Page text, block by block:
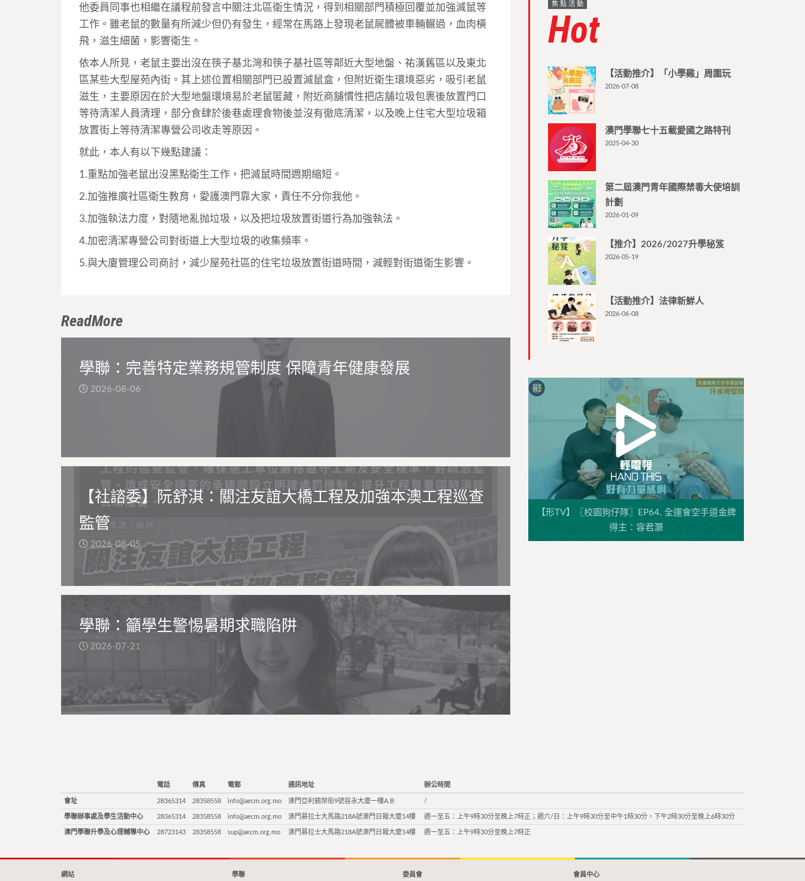
他委員同事也相繼在議程前發言中關注北區衛生情況，得到相關部門積極回覆並加強滅鼠等
工作。雖老鼠的數量有所減少但仍有發生，經常在馬路上發現老鼠屍體被車輛輾過，血肉橫
飛，滋生細菌，影響衛生。
依本人所見，老鼠主要出沒在筷子基北灣和筷子基社區等鄰近大型地盤、祐漢舊區以及東北
區某些大型屋苑內街。其上述位置相關部門已設置滅鼠盒，但附近衛生環境惡劣，吸引老鼠
滋生，主要原因在於大型地盤環境易於老鼠匿藏，附近商舖慣性把店舖垃圾包裹後放置門口
等待清潔人員清理，部分食肆於後巷處理食物後並沒有徹底清潔，以及晚上住宅大型垃圾箱
放置街上等待清潔專營公司收走等原因。
就此，本人有以下幾點建議：
1.重點加強老鼠出沒黑點衛生工作，把滅鼠時間週期縮短。
2.加強推廣社區衛生教育，愛護澳門靠大家，責任不分你我他。
3.加強執法力度，對隨地亂抛垃圾，以及把垃圾放置街道行為加強執法。
4.加密清潔專營公司對街道上大型垃圾的收集頻率。
5.與大廈管理公司商討，減少屋苑社區的住宅垃圾放置街道時間，減輕對街道衛生影響。
ReadMore
學聯：完善特定業務規管制度 保障青年健康發展
2026-08-06
【社諮委】阮舒淇：關注友誼大橋工程及加強本澳工程巡查
監管
2026-08-05
學聯：籲學生警惕暑期求職陷阱
2026-07-21
焦點活動
Hot
【活動推介】「小學雞」周圍玩
2026-07-08
澳門學聯七十五載愛國之路特刊
2025-04-30
第二屆澳門青年國際禁毒大使培訓
計劃
2026-01-09
【推介】2026/2027升學秘笈
2026-05-19
【活動推介】法律新鮮人
2026-06-08
【形TV】〖校園狗仔隊〗EP64. 全運會空手道金牌
得主：容君灝
電話 傳真 電郵 通訊地址 辦公時間
會址 28365314 28358558 info@aecm.org.mo 澳門亞利鴉架街9號容永大廈一樓A,B /
學聯辦事處及學生活動中心 28365314 28358558 info@aecm.org.mo 澳門慕拉士大馬路218A號澳門日報大廈14樓 週一至五：上午9時30分至晚上7時正；週六/日：上午9時30分至中午1時30分，下午2時30分至晚上6時30分
澳門學聯升學及心理輔導中心 28723143 28358558 sup@aecm.org.mo 澳門慕拉士大馬路218A號澳門日報大廈14樓 週一至五：上午9時30分至晚上7時正
網站 學聯 委員會 會員中心